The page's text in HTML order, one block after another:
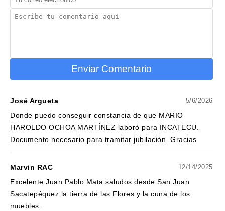
Enviar Comentario
José Argueta 5/6/2026
Donde puedo conseguir constancia de que MARIO
HAROLDO OCHOA MARTÍNEZ laboró para INCATECU.
Documento necesario para tramitar jubilación. Gracias
Marvin RAC 12/14/2025
Excelente Juan Pablo Mata saludos desde San Juan
Sacatepéquez la tierra de las Flores y la cuna de los
muebles.